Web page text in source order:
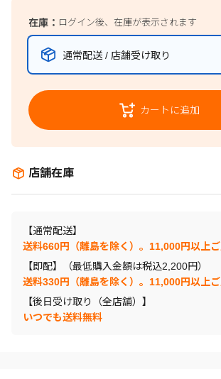
在庫： ログイン後、在庫が表示されます
通常配送 / 店舗受け取り
カートに追加
店舗在庫
【通常配送】
送料660円（離島を除く）。11,000円以上
【即配】（最低購入金額は税込2,200円）
送料330円（離島を除く）。11,000円以上
【後日受け取り（全店舗）】
いつでも送料無料